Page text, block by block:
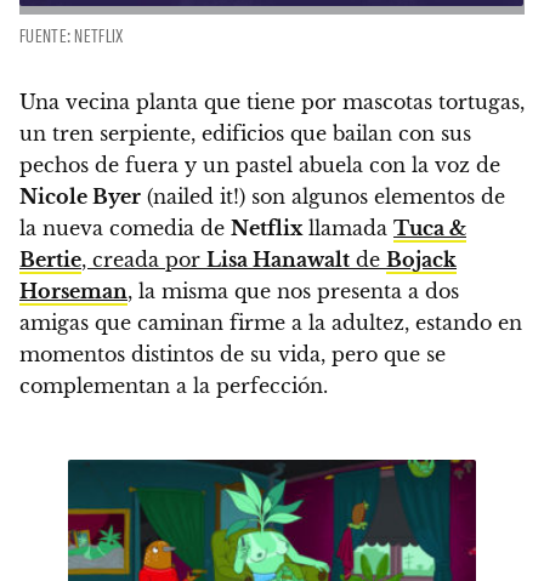
FUENTE: NETFLIX
Una vecina planta que tiene por mascotas tortugas,
un tren serpiente, edificios que bailan con sus
pechos de fuera y un pastel abuela con la voz de
Nicole Byer (nailed it!) son algunos elementos de
la nueva comedia de Netflixllamada Tuca &
Bertie, creada por Lisa Hanawalt de Bojack
Horseman, la misma que nos presenta a dos
amigas que caminan firme a la adultez, estando en
momentos distintos de su vida, pero que se
complementan a la perfección.